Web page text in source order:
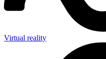
Virtual reality